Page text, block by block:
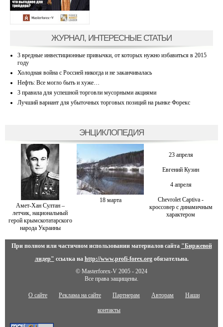
ЖУРНАЛ, ИНТЕРЕСНЫЕ СТАТЬИ
3 вредные инвестиционные привычки, от которых нужно избавиться в 2015
году
Холодная война с Россией никогда и не заканчивалась
Нефть: Все могло быть и хуже…
3 правила для успешной торговли мусорными акциями
Лучший вариант для убыточных торговых позиций на рынке Форекс
ЭНЦИКЛОПЕДИЯ
Амет-Хан Султан –
летчик, национальный
герой крымскотатарского
народа Украины
18 марта
23 апреля
Евгений Кузин
4 апреля
Chevrolet Captiva -
кроссовер с динамичным
характером
При полном или частичном использовании материалов сайта "Биржевой
лидер" ссылка на http://www.profi-forex.orgобязательна.
© Masterforex-V 2005 - 2024
Все права защищены.
О сайте Реклама на сайте Партнерам Авторам Наши
контакты